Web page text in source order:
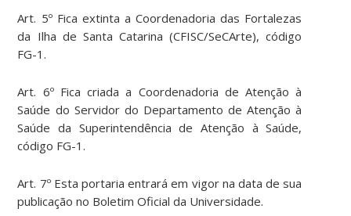
Art. 5º Fica extinta a Coordenadoria das Fortalezas
da Ilha de Santa Catarina (CFISC/SeCArte), código
FG-1.
Art. 6º Fica criada a Coordenadoria de Atenção à
Saúde do Servidor do Departamento de Atenção à
Saúde da Superintendência de Atenção à Saúde,
código FG-1.
Art. 7º Esta portaria entrará em vigor na data de sua
publicação no Boletim Oficial da Universidade.